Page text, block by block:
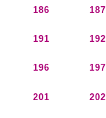
186 187
191 192
196 197
201 202